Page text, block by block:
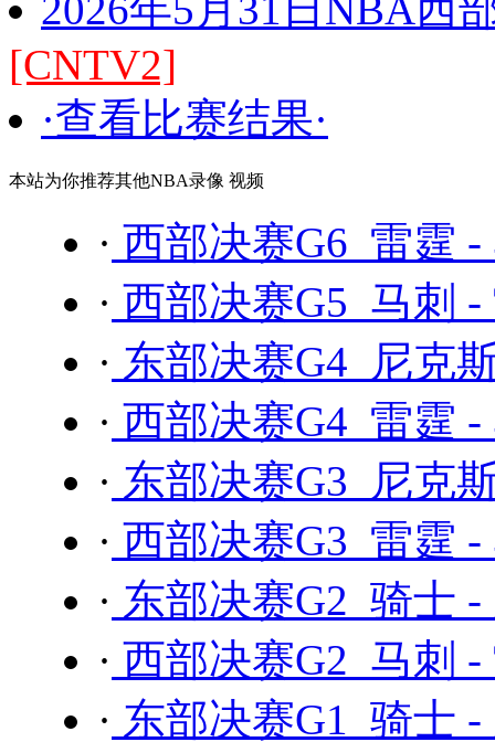
[CNTV2]
·查看比赛结果·
本站为你推荐其他NBA录像 视频
· 西部决赛G6 雷霆
· 西部决赛G5 马刺
· 东部决赛G4 尼克
· 西部决赛G4 雷霆
· 东部决赛G3 尼克
· 西部决赛G3 雷霆
· 东部决赛G2 骑士
· 西部决赛G2 马刺
· 东部决赛G1 骑士